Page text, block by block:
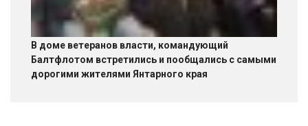
В доме ветеранов власти, командующий
Балтфлотом встретились и пообщались с самыми
дорогими жителями Янтарного края